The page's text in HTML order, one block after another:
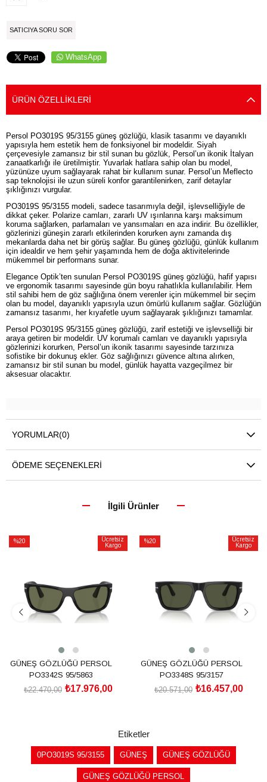
SATICIYA SORU SOR
WhatsApp
ÜRÜN ÖZELLIKLERI
Persol PO3019S 95/3155 güneş gözlüğü, klasik tasarımı ve dayanıklı
yapısıyla hem estetik hem de fonksiyonel bir modeldir. Siyah
çerçevesiyle zamansız bir stil sunan bu gözlük, Persol’un ikonik İtalyan
zanaatkarlığı ile üretilmiştir. Yuvarlak hatlara sahip olan bu model,
yüzünüze uyum sağlayarak rahat bir kullanım sunar. Persol’un Meflecto
sap teknolojisi ile uzun süreli konfor garantilenirken, zarif detaylar
şıklığınızı vurgular.
PO3019S 95/3155 modeli, sadece tasarımıyla değil, işlevselliğiyle de
dikkat çeker. Polarize camları, zararlı UV ışınlarına karşı maksimum
koruma sağlarken, parlamaları ve yansımaları en aza indirir. Bu özellikler,
gözlerinizi güneşin zararlı etkilerinden korurken aynı zamanda dış
mekanlarda daha net bir görüş sağlar. Bu güneş gözlüğü, günlük kullanım
için idealdir ve hem şehir yaşamında hem de doğa aktivitelerinde
mükemmel bir performans sunar.
Elegance Optik’ten sunulan Persol PO3019S güneş gözlüğü, hafif yapısı
ve ergonomik tasarımı sayesinde gün boyu rahatlıkla kullanılabilir. Hem
stil sahibi hem de göz sağlığına önem verenler için mükemmel bir seçim
olan bu model, dayanıklı yapısıyla uzun ömürlü kullanım sağlar. Gözlüğün
zamansız tasarımı, her kıyafetle uyum sağlayarak şıklığınızı tamamlar.
Persol PO3019S 95/3155 güneş gözlüğü, zarif estetiği ve işlevselliği bir
araya getiren bir modeldir. UV korumalı camları ve dayanıklı yapısıyla
gözlerinizi korurken, Persol’un ikonik tasarımı sayesinde tarzınıza
sofistike bir dokunuş ekler. Göz sağlığınızı güvence altına alırken,
zamansız bir stil sunan bu model, günlük hayatta vazgeçilmez bir
aksesuar olacaktır.
YORUMLAR(0)
ÖDEME SEÇENEKLERI
İlgili Ürünler
%20
Ücretsiz
Kargo
GÜNEŞ GÖZLÜĞÜ PERSOL
PO3342S 95/5863
₺17.976,00
₺22.470,00
%20
Ücretsiz
Kargo
GÜNEŞ GÖZLÜĞÜ PERSOL
PO3348S 95/3157
₺16.457,00
₺20.571,00
Etiketler
0PO3019S 95/3155 GÜNEŞ GÜNEŞ GÖZLÜĞÜ
GÜNEŞ GÖZLÜĞÜ PERSOL